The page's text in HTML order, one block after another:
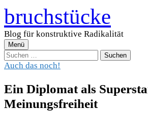
Zum
Inhalt
überspringen
bruchstücke
Blog für konstruktive Radikalität
Menü
Suchen
nach:
Auch das noch!
Ein Diplomat als
Meinungsfreiheit